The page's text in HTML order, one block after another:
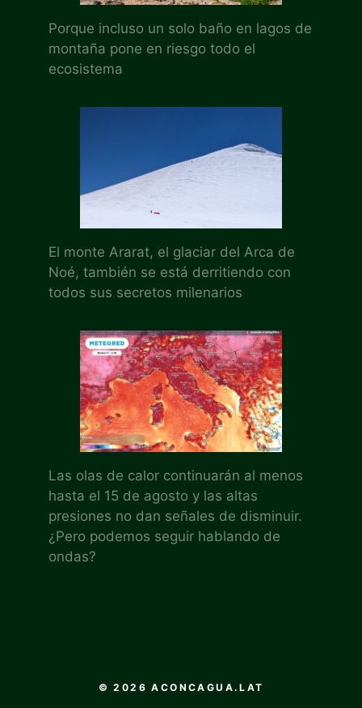
Porque incluso un solo baño en lagos de
montaña pone en riesgo todo el
ecosistema
El monte Ararat, el glaciar del Arca de
Noé, también se está derritiendo con
todos sus secretos milenarios
Las olas de calor continuarán al menos
hasta el 15 de agosto y las altas
presiones no dan señales de disminuir.
¿Pero podemos seguir hablando de
ondas?
© 2026 ACONCAGUA.LAT